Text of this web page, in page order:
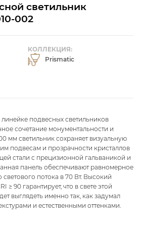
светильник
002
КОЛЛЕКЦИЯ:
Prismatic
подвесных светильников
сочетание монументальности и
мм светильник сохраняет визуальную
подвесам и прозрачности кристаллов
стали с прецизионной гальваникой и
панель обеспечивают равномерное
потока в 70 Вт. Высокий
≥ 90 гарантирует, что в свете этой
выглядеть именно так, как задумал
и естественными оттенками.